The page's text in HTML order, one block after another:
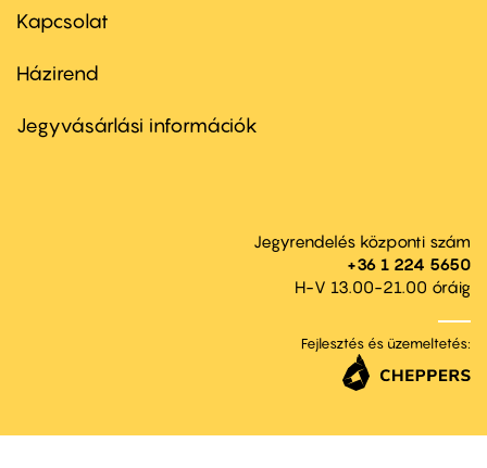
firstKapcsolat
Footer
second
Házirend
Jegyvásárlási információk
Jegyrendelés központi szám
+36 1 224 5650
H-V 13.00-21.00 óráig
Fejlesztés és üzemeltetés: